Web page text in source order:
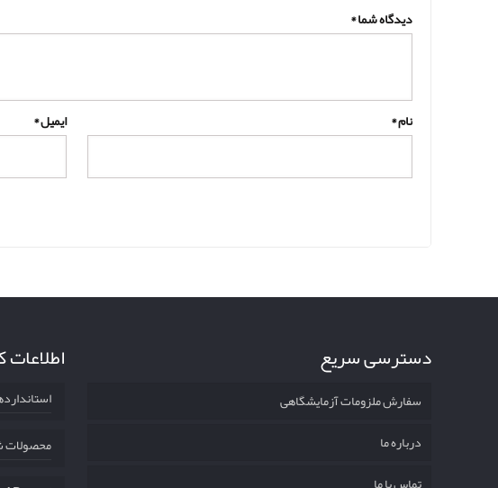
دیدگاه شما*
نام* ایمیل*
دسترسی سریع
سفارش ملزومات آزمایشگاهی
درباره ما
اطلاعات
محصولات